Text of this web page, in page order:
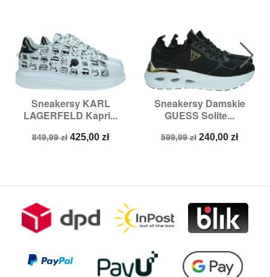
Sneakersy KARL
LAGERFELD Kapri...
Cena
849,99 zł Cena
425,00 zł
Sneakersy Damskie
GUESS Solite...
Cena
599,99 zł Cena
240,00 zł